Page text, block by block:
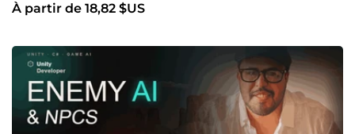
À partir de 18,82 $US